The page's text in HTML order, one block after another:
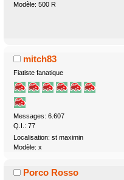
Modèle: 500 R
mitch83
Fiatiste fanatique
Messages: 6.607
Q.I.: 77
Localisation: st maximin
Modèle: x
Porco Rosso